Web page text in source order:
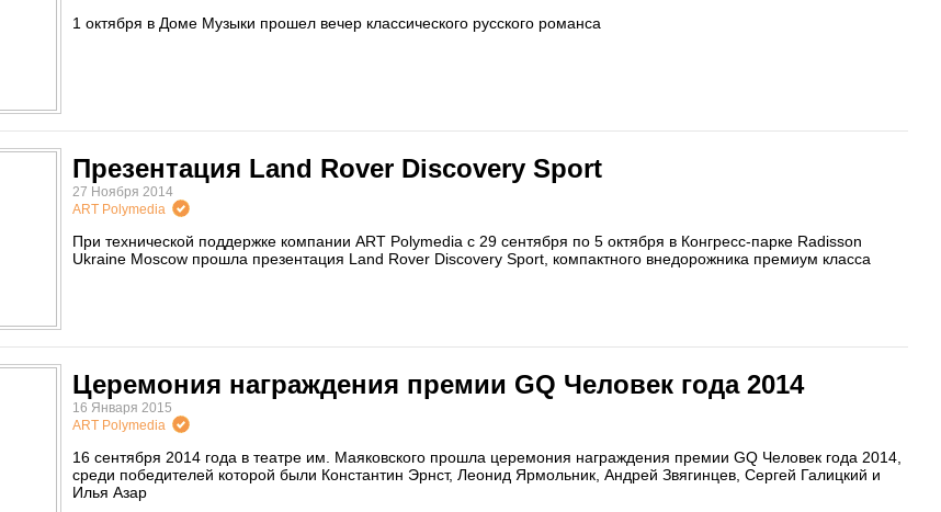
1 октября в Доме Музыки прошел вечер классического русского романса
Презентация Land Rover Discovery Sport
27 Ноября 2014
ART Polymedia
При технической поддержке компании ART Polymedia с 29 сентября по 5 октября в Конгресс-парке Radisson
Ukraine Moscow прошла презентация Land Rover Discovery Sport, компактного внедорожника премиум класса
Церемония награждения премии GQ Человек года 2014
16 Января 2015
ART Polymedia
16 сентября 2014 года в театре им. Маяковского прошла церемония награждения премии GQ Человек года 2014,
среди победителей которой были Константин Эрнст, Леонид Ярмольник, Андрей Звягинцев, Сергей Галицкий и
Илья Азар